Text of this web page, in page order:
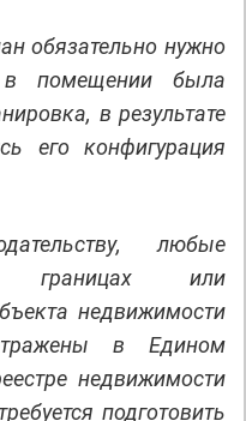
обязательно нужно
в помещении была
в результате
его конфигурация
любые
границах или
недвижимости
в Едином
недвижимости
подготовить